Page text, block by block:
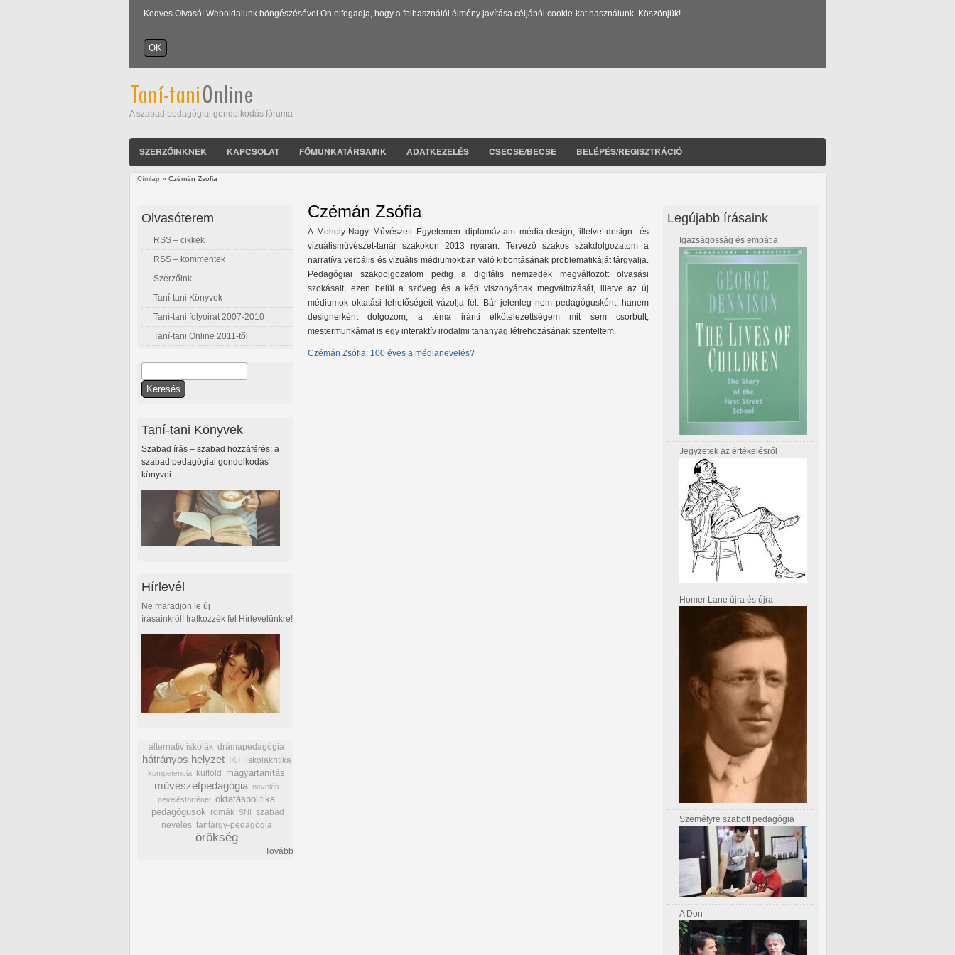
Kedves Olvasó! Weboldalunk böngészésével Ön elfogadja, hogy a felhasználói élmény javítása céljából cookie-kat használunk. Köszönjük!
A szabad pedagógiai gondolkodás fóruma
SZERZŐINKNEK KAPCSOLAT FŐMUNKATÁRSAINK ADATKEZELÉS CSECSE/BECSE BELÉPÉS/REGISZTRÁCIÓ
Címlap » Czémán Zsófia
Czémán Zsófia
A Moholy-Nagy Művészeti Egyetemen diplomáztam média-design, illetve design- és
vizuálisművészet-tanár szakokon 2013 nyarán. Tervező szakos szakdolgozatom a
narratíva verbális és vizuális médiumokban való kibontásának problematikáját tárgyalja.
Pedagógiai szakdolgozatom pedig a digitális nemzedék megváltozott olvasási
szokásait, ezen belül a szöveg és a kép viszonyának megváltozását, illetve az új
médiumok oktatási lehetőségeit vázolja fel. Bár jelenleg nem pedagógusként, hanem
designerként dolgozom, a téma iránti elkötelezettségem mit sem csorbult,
mestermunkámat is egy interaktív irodalmi tananyag létrehozásának szenteltem.
Czémán Zsófia: 100 éves a médianevelés?
Olvasóterem
RSS – cikkek
RSS – kommentek
Szerzőink
Taní-tani Könyvek
Taní-tani folyóirat 2007-2010
Taní-tani Online 2011-től
Keresés űrlap
Taní-tani Könyvek
Szabad írás – szabad hozzáférés: a
szabad pedagógiai gondolkodás
könyvei.
Hírlevél
Ne maradjon le új
írásainkról! Iratkozzék fel Hírlevelünkre!
alternatív iskolák drámapedagógia
hátrányos helyzet IKT iskolakritika
kompetencia külföld magyartanítás
művészetpedagógia
nevelés
neveléstörténet oktatáspolitika
pedagógusok romák SNI szabad
nevelés tantárgy-pedagógia
örökség
Tovább
Legújabb írásaink
Igazságosság és empátia
Jegyzetek az értékelésről
Homer Lane újra és újra
Személyre szabott pedagógia
A Don